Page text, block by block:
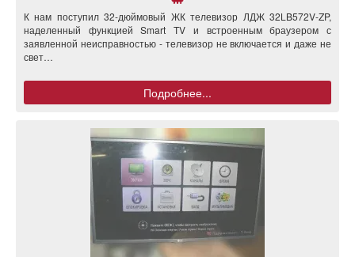
К нам поступил 32-дюймовый ЖК телевизор ЛДЖ 32LB572V-ZP,
наделенный функцией Smart TV и встроенным браузером с
заявленной неисправностью - телевизор не включается и даже не
свет…
Подробнее...